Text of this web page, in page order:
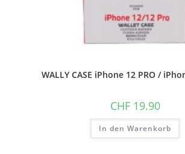
WALLY CASE iPhone 12 PRO /
CHF19.90
In den Warenkorb